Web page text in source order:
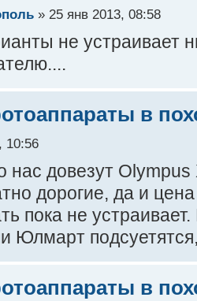
» 25 янв 2013, 08:58
не устраивает
в
10:56
нас довезут
дорогие, да и
пока не
Юлмарт подсуетятся,
в